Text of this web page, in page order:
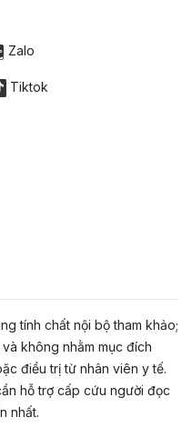
Zalo
Tiktok
tính chất nội bộ tham khảo;
không nhằm mục đích
điều trị từ nhân viên y tế.
hỗ trợ cấp cứu người đọc
nhất.